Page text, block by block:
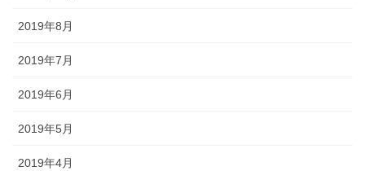
2019年8月
2019年7月
2019年6月
2019年5月
2019年4月